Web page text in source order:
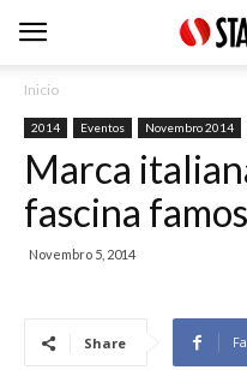
Inicio
2014 Eventos Novembro 2014
Marca
fascina
Novembro 5, 2014
Share